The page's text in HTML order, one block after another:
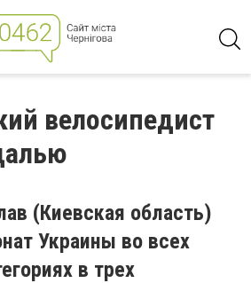
велосипедист
(Киевская область)
Украины во всех
в трех